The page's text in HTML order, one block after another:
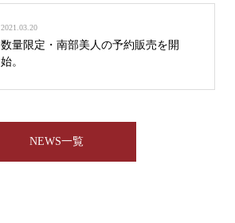
2021.03.20
数量限定・南部美人の予約販売を開
始。
NEWS一覧